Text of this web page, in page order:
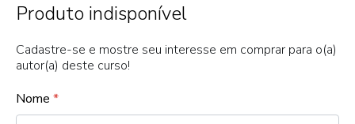
Produto indisponível
Cadastre-se e mostre seu interesse em comprar para o(a)
autor(a) deste curso!
Nome *